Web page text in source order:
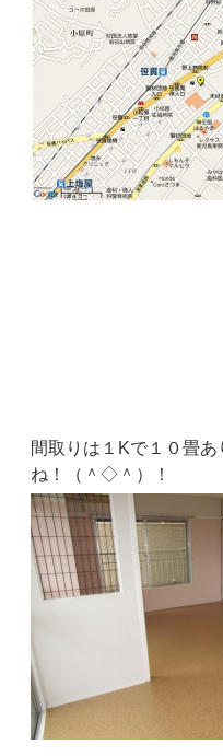
間取りは１Kで１０畳
ね！（＾◇＾）！